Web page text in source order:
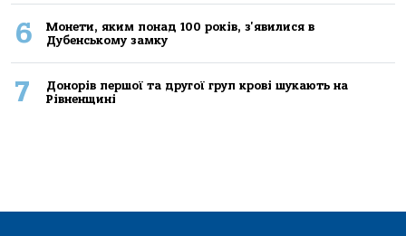
6
Монети, яким понад 100 років, з'явилися в
Дубенському замку
7
Донорів першої та другої груп крові шукають на
Рівненщині